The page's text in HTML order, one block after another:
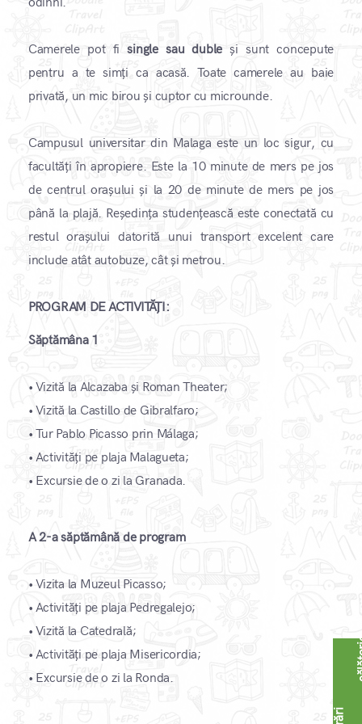
Camerele pot fisingle sau duble și sunt concepute
pentru a te simți ca acasă. Toate camerele au baie
privată, un mic birou și cuptor cu microunde.
Campusul universitar din Malaga este un loc sigur, cu
facultăți în apropiere. Este la 10 minute de mers pe jos
de centrul orașului și la 20 de minute de mers pe jos
până la plajă. Reședința studențească este conectată cu
restul orașului datorită unui transport excelent care
include atât autobuze, cât și metrou.
PROGRAM DE ACTIVITĂȚI:
Săptămâna 1
•Vizită la Alcazaba și Roman Theater;
•Vizită la Castillo de Gibralfaro;
•Tur Pablo Picasso prin Málaga;
•Activități pe plaja Malagueta;
• Excursie de o zi la Granada.
A 2-a săptămână de program
•Vizita la Muzeul Picasso;
•Activități pe plaja Pedregalejo;
•Vizită la Catedrală;
•Activități pe plaja Misericordia;
• Excursie de o zi la Ronda.